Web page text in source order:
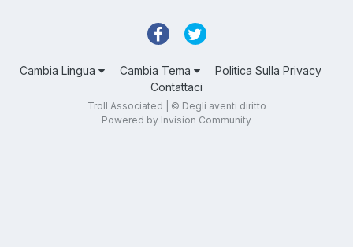
Cambia Lingua Cambia Tema
Politica Sulla Privacy
Contattaci
Troll Associated | © Degli aventi diritto
Powered by Invision Community